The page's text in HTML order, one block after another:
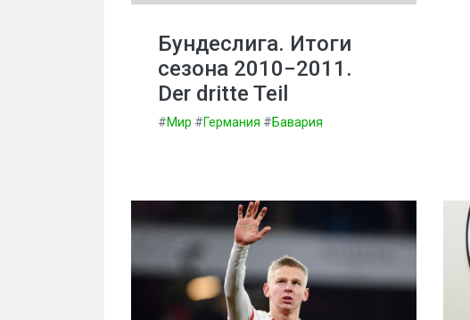
Бундеслига. Итоги
сезона 2010−2011.
Der dritte Teil
#Мир #Германия #Бавария